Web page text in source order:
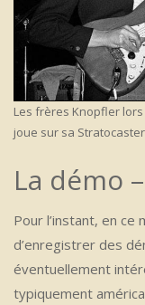
Les frères Knopfler lors
joue sur sa
La démo
Pour l’instant, en ce
d’enregistrer des
éventuellement
typiquement